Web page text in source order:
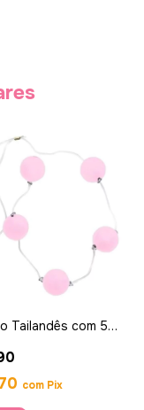
Tailandês com 5
com Pix